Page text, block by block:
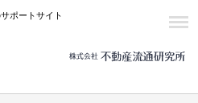
ポートサイト